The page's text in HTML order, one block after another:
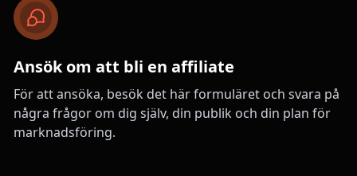
Ansök om att bli en affiliate
För att ansöka, besök det här formuläret och svara på
några frågor om dig själv, din publik och din plan för
marknadsföring.